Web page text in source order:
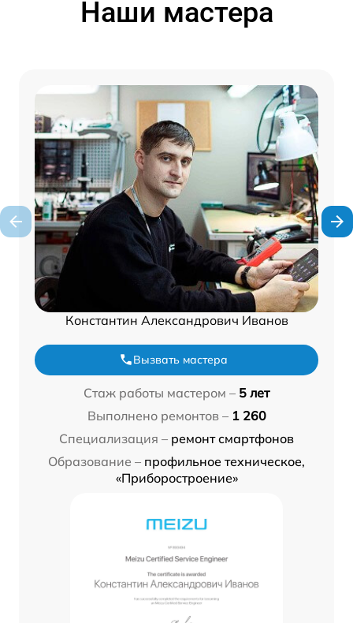
Наши мастера
Константин Александрович Иванов
Вызвать мастера
Стаж работы мастером – 5 лет
Выполнено ремонтов – 1 260
Специализация – ремонт смартфонов
Образование – профильное техническое,
«Приборостроение»